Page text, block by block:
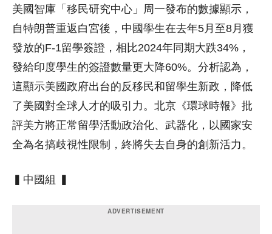
美國智庫「移民研究中心」周一發布的數據顯示，
自特朗普重返白宮後，中國學生在去年5月至8月獲
發放的F-1留學簽證，相比2024年同期大跌34%，
發給印度學生的簽證數量更大降60%。分析認為，
這顯示美國政府出台的反移民和留學生新政，降低
了美國對全球人才的吸引力。北京《環球時報》批
評美方將正常留學活動政治化、武器化，以國家安
全為名搞歧視性限制，終將失去自身的創新活力。
▍中國組 ▍